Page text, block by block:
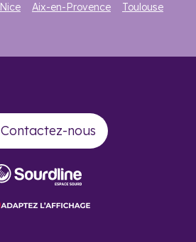
Nice Aix-en-Provence Toulouse
Contactez-nous